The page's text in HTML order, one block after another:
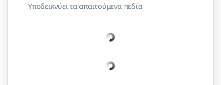
Υποδεικνύει τα απαιτούμενα πεδία